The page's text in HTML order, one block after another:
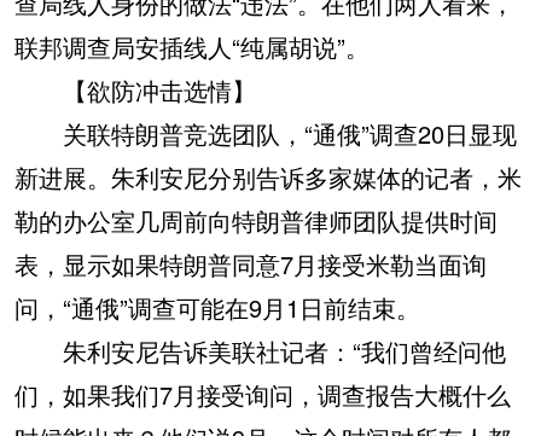
联邦调查局安插线人“纯属胡说”。
【欲防冲击选情】
关联特朗普竞选团队，“通俄”调查20日显现
新进展。朱利安尼分别告诉多家媒体的记者，米
勒的办公室几周前向特朗普律师团队提供时间
表，显示如果特朗普同意7月接受米勒当面询
问，“通俄”调查可能在9月1日前结束。
朱利安尼告诉美联社记者：“我们曾经问他
们，如果我们7月接受询问，调查报告大概什么